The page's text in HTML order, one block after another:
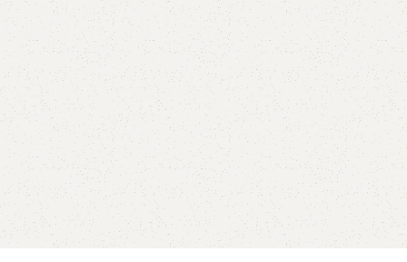
شامل 6 عدد دستگیره چوبی با تم
دنیای زیر آب یک دکوری عالی برای هر
مهد کودکی و اتاق کودک با تم
اقیانوس ها و حیوانات دریا است و
می‌توان از آنها به عنوان آویز لباس یا
دستگیره کمد لباس استفاده کرد تا
یک دکوری جذاب به طراحی اتاق
اضافه کنید. اگر به دنبال یک دکوری
جدید و خاص برای مهد کودک و اتاق
کودک خود باشید،و یا به دنبال تغییر
سبک کشوهای قدیمی هستید، این
آویز های دیواری طرح حیوانات
اقیانوسی به فضای شما ظاهری واقعاً
منحصر به فرد می بخشد! دارای یک
سوراخ متناسب با انواع مبلمان است.
و میتوان آنها را روی کشوها و
ضخامت های درب 14 تا 30 میلی متر
به راحتی نصب کرد برای نصب از پیچ
های 3 سانتی متری برای ضخامت
کشوهای 14 تا 20 میلی متری و پیچ